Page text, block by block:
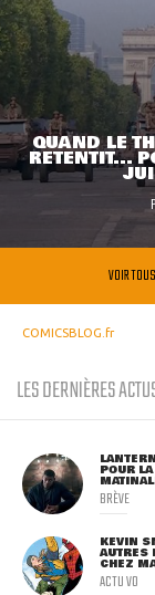
QUAND LE
RETENTIT...
VOIR
COMICSBLOG.fr
LES DERNIÈRES
POUR
BRÈVE
KEVIN
AUTRES
CHEZ
ACTU VO